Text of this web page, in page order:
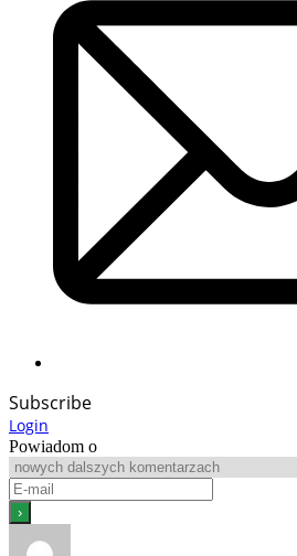
Subscribe
Login
Powiadom o